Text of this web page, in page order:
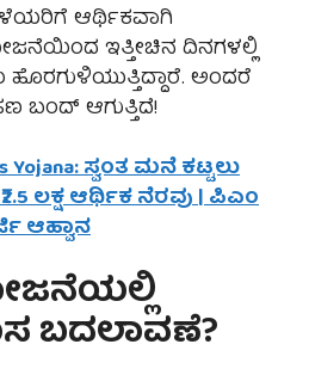
ಆರ್ಥಿಕವಾಗಿ
ಇತ್ತೀಚಿನ ದಿನಗಳಲ್ಲಿ
ಅಂದರೆ
ಆಗುತ್ತಿದೆ!
Yojana: ಸ್ವಂತ ಮನೆ ಕಟ್ಟಲು
ಲಕ್ಷ ಆರ್ಥಿಕ ನೆರವು | ಪಿಎಂ
ಆಹ್ವಾನ
ಬದಲಾವಣೆ?